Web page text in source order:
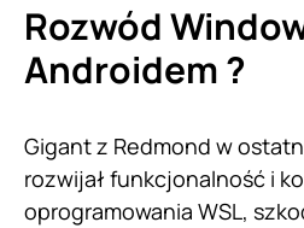
Rozwód
Androidem ?
Gigant z Redmond w
rozwijał funkcjonalność i
oprogramowania WSL,